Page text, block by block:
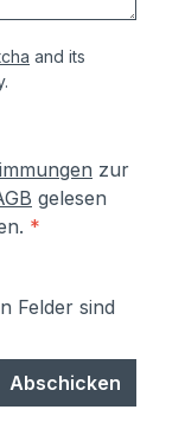
and its
zur
gelesen
*
Felder sind
Abschicken